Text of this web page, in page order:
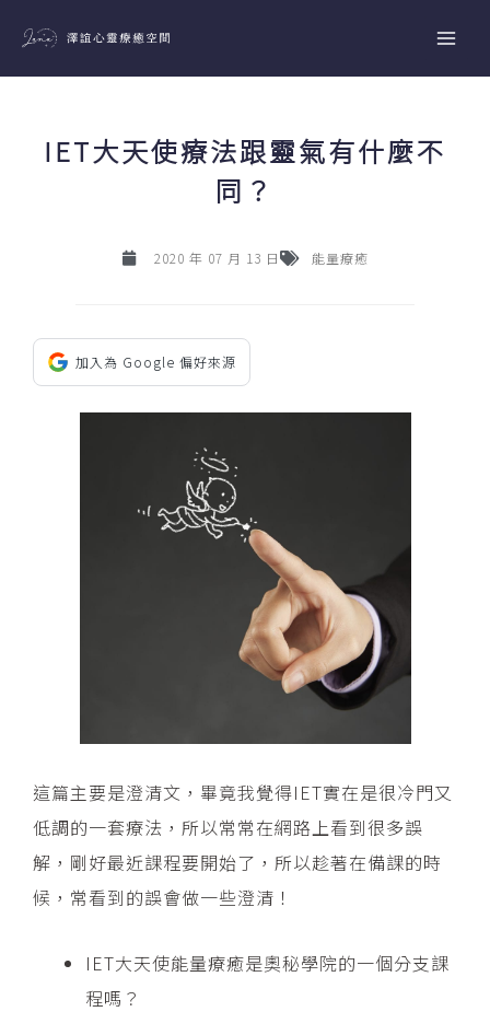
主
IET大天使療法跟靈氣有什麼不
同？
2020 年 07 月 13 日 能量療癒
加入為 Google 偏好來源
這篇主要是澄清文，畢竟我覺得IET實在是很冷門又
低調的一套療法，所以常常在網路上看到很多誤
解，剛好最近課程要開始了，所以趁著在備課的時
候，常看到的誤會做一些澄清！
IET大天使能量療癒是奧秘學院的一個分支課
程嗎？